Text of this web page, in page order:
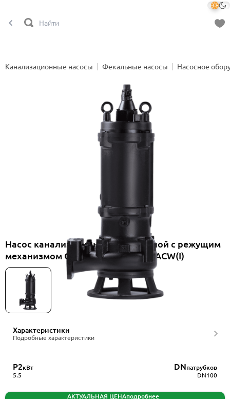
Канализационные насосы Фекальные насосы Насосное
Насос канализационный погружной с режущим
механизмом CNP 100WQ65-15-5.5ACW(I)
Характеристики
Подробные характеристики
P2кВт
5.5
DNпатрубков
DN100
АКТУАЛЬНАЯ ЦЕНАподробнее